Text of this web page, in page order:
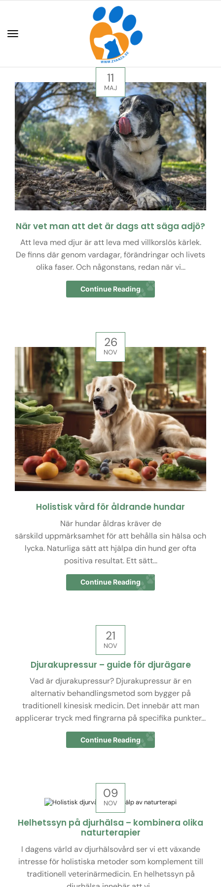
11
MAJ
När vet man att det är dags att säga adjö?
Att leva med djur är att leva med villkorslös kärlek.
De finns där genom vardagar, förändringar och livets
olika faser. Och någonstans, redan när vi...
Continue Reading
26
NOV
Holistisk vård för åldrande hundar
När hundar åldras kräver de
särskild uppmärksamhet för att behålla sin hälsa och
lycka. Naturliga sätt att hjälpa din hund ger ofta
positiva resultat. Ett sätt...
Continue Reading
21
NOV
Djurakupressur – guide för djurägare
Vad är djurakupressur? Djurakupressur är en
alternativ behandlingsmetod som bygger på
traditionell kinesisk medicin. Det innebär att man
applicerar tryck med fingrarna på specifika punkter...
Continue Reading
09
NOV
Helhetssyn på djurhälsa – kombinera olika
naturterapier
I dagens värld av djurhälsovård ser vi ett växande
intresse för holistiska metoder som komplement till
traditionell veterinärmedicin. En helhetssyn på